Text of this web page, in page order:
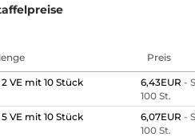
Preis
VE mit 10 Stück 6,43EUR -
100 St.
VE mit 10 Stück
6,07EUR -
100 St.